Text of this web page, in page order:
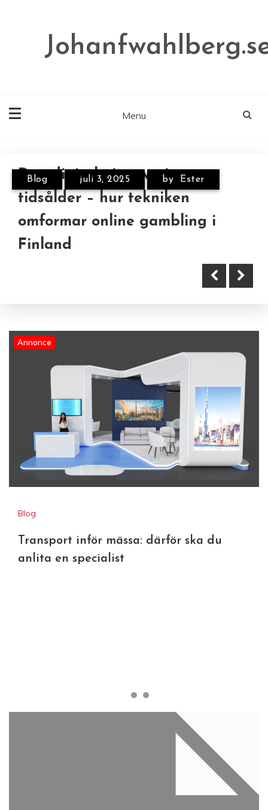
Menu
Annonce
Transport inför mässa: därför
ska du anlita en specialist
Annonce
Transport inför mässa: därför
ska du anlita en specialist
Blog juli 3, 2025 by Ester
Den digitala innovationens
tidsålder – hur tekniken
omformar online gambling i
Finland
Annonce
Blog
Transport inför mässa: därför ska du
anlita en specialist